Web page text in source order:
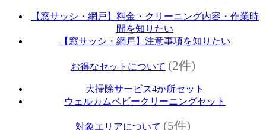
【窓サッシ・網戸】料金・クリーニング内容・作業時
間を知りたい
【窓サッシ・網戸】注意事項を知りたい
お得なセットについて (2件)
大掃除サービス4か所セット
ウェルカムベビークリーニングセット
対象エリアについて (5件)